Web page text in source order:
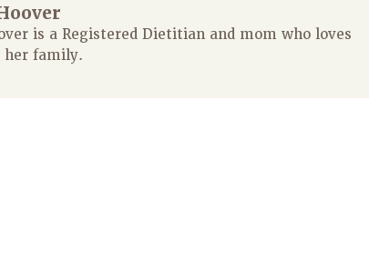
is a Registered Dietitian and mom who loves
her family.